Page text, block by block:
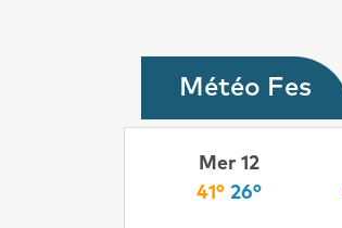
Météo Fes
Mer 12
41° 26°